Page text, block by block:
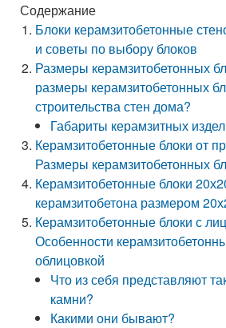
Содержание
Блоки керамзитобетонные
и советы по выбору блоков
Размеры керамзитобетонных
размеры керамзитобетонных
строительства стен дома?
Габариты керамзитных
Керамзитобетонные блоки от
Размеры керамзитобетонных
Керамзитобетонные блоки
керамзитобетона размером
Керамзитобетонные блоки с
Особенности
облицовкой
Что из себя представляют
камни?
Какими они бывают?